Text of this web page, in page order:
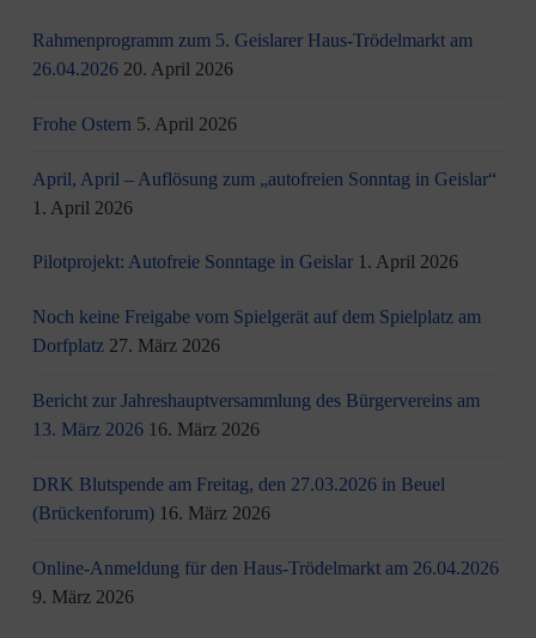
Rahmenprogramm zum 5. Geislarer Haus-Trödelmarkt am
26.04.2026 20. April 2026
Frohe Ostern 5. April 2026
April, April – Auflösung zum „autofreien Sonntag in Geislar“
1. April 2026
Pilotprojekt: Autofreie Sonntage in Geislar 1. April 2026
Noch keine Freigabe vom Spielgerät auf dem Spielplatz am
Dorfplatz 27. März 2026
Bericht zur Jahreshauptversammlung des Bürgervereins am
13. März 2026 16. März 2026
DRK Blutspende am Freitag, den 27.03.2026 in Beuel
(Brückenforum) 16. März 2026
Online-Anmeldung für den Haus-Trödelmarkt am 26.04.2026
9. März 2026